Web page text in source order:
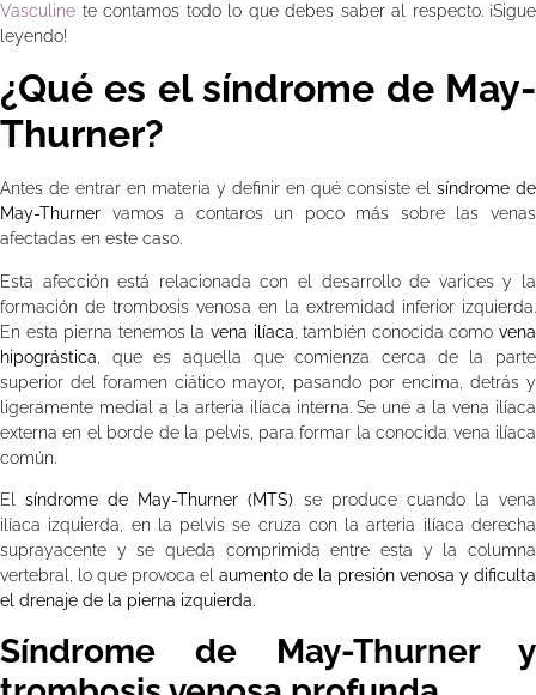
Vasculine te contamos todo lo que debes saber al respecto. ¡Sigue
leyendo!
¿Qué es el síndrome de May-
Thurner?
Antes de entrar en materia y definir en qué consiste el síndrome de
May-Thurner vamos a contaros un poco más sobre las venas
afectadas en este caso.
Esta afección está relacionada con el desarrollo de varices y la
formación de trombosis venosa en la extremidad inferior izquierda.
En esta pierna tenemos la vena ilíaca , también conocida comovena
hipográstica , que es aquella que comienza cerca de la parte
superior del foramen ciático mayor, pasando por encima, detrás y
ligeramente medial a la arteria ilíaca interna. Se une a la vena ilíaca
externa en el borde de la pelvis, para formar la conocida vena ilíaca
común.
Elsíndrome de May-Thurner (MTS) se produce cuando la vena
ilíaca izquierda, en la pelvis se cruza con la arteria ilíaca derecha
suprayacente y se queda comprimida entre esta y la columna
vertebral, lo que provoca el aumento de la presión venosa y dificulta
el drenaje de la pierna izquierda.
Síndrome de May-Thurner y